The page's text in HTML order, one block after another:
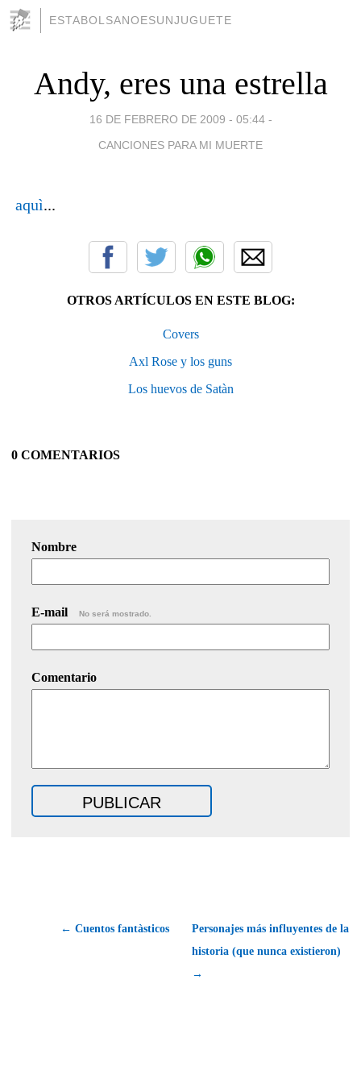
ESTABOLSANOESUNJUGUETE
Andy, eres una estrella
16 DE FEBRERO DE 2009 - 05:44 -
CANCIONES PARA MI MUERTE
aquì...
OTROS ARTÍCULOS EN ESTE BLOG:
Covers
Axl Rose y los guns
Los huevos de Satàn
0 COMENTARIOS
Nombre
E-mail No será mostrado.
Comentario
← Cuentos fantàsticos
Personajes más influyentes de la
historia (que nunca existieron)
→